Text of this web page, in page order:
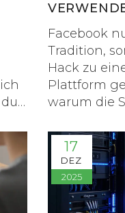
Facebook
Tradition,
Hack zu
Plattform
warum die
17
DEZ
2025